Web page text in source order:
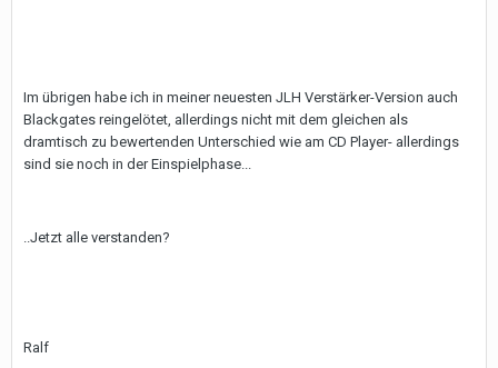
Im übrigen habe ich in meiner neuesten JLH Verstärker-Version auch
Blackgates reingelötet, allerdings nicht mit dem gleichen als
dramtisch zu bewertenden Unterschied wie am CD Player- allerdings
sind sie noch in der Einspielphase...
..Jetzt alle verstanden?
Ralf